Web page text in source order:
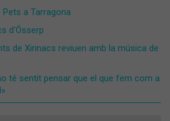
a Tarragona
d'Ósserp
de Xirinacs reviuen amb la música de
té sentit pensar que el que fem com a